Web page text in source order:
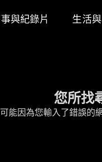
與紀錄片 生活
您所找
能因為您輸入了錯誤的